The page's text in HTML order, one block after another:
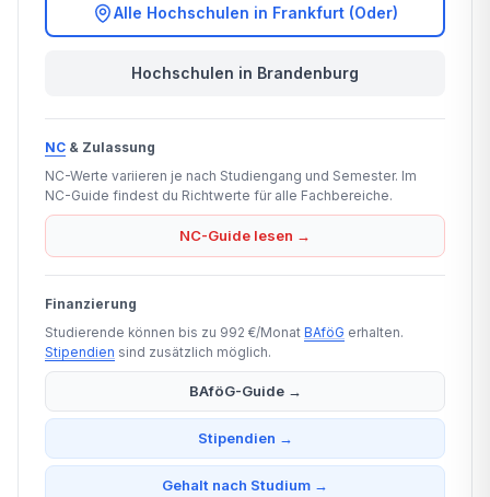
Alle Hochschulen in Frankfurt (Oder)
Hochschulen in Brandenburg
NC & Zulassung
NC-Werte variieren je nach Studiengang und Semester. Im
NC-Guide findest du Richtwerte für alle Fachbereiche.
NC-Guide lesen →
Finanzierung
Studierende können bis zu 992 €/Monat BAföG erhalten.
Stipendien sind zusätzlich möglich.
BAföG-Guide →
Stipendien →
Gehalt nach Studium →